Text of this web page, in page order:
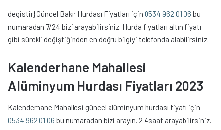
degistir} Güncel Bakır Hurdası Fiyatları için 0534 962 01 06 bu
numaradan 7/24 bizi arayabilirsiniz. Hurda fiyatları altın fiyatı
gibi sürekli değiştiğinden en doğru bilgiyi telefonda alabilirsiniz.
Kalenderhane Mahallesi
Alüminyum Hurdası Fiyatları 2023
Kalenderhane Mahallesi güncel alüminyum hurdası fiyatı için
0534 962 01 06 bu numaradan bizi arayın. 2 4saat arayabilirsiniz.